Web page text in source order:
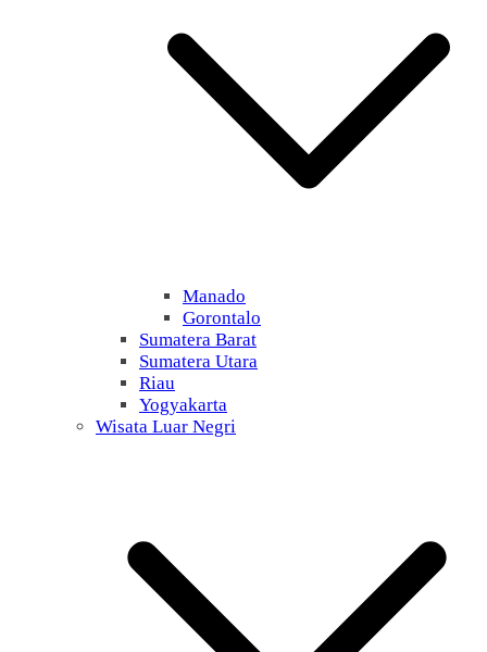
Manado
Gorontalo
Sumatera Barat
Sumatera Utara
Riau
Yogyakarta
Wisata Luar Negri